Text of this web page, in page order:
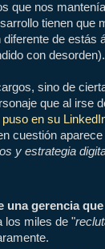
que nos
tienen que
de estás
con desorden).
sino de
que al irse
puso en su
cuestión
y estrategia
una gerencia
los miles de "